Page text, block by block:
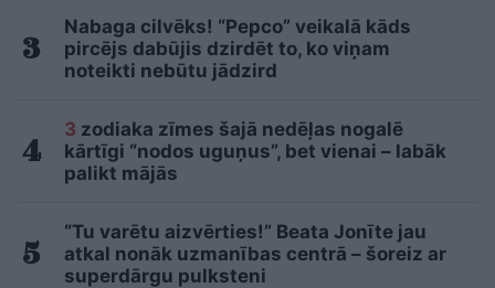
Nabaga cilvēks! “Pepco” veikalā kāds
pircējs dabūjis dzirdēt to, ko viņam
noteikti nebūtu jādzird
3 zodiaka zīmes šajā nedēļas nogalē
kārtīgi “nodos uguņus”, bet vienai – labāk
palikt mājās
“Tu varētu aizvērties!” Beata Jonīte jau
atkal nonāk uzmanības centrā – šoreiz ar
superdārgu pulksteni